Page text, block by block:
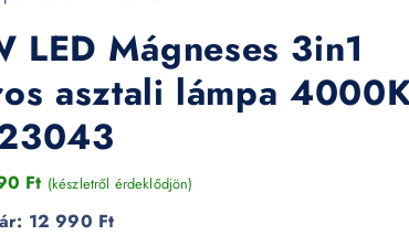
LED Mágneses 3in1
asztali lámpa
Ft (készletről érdeklődjön)
12 990 Ft